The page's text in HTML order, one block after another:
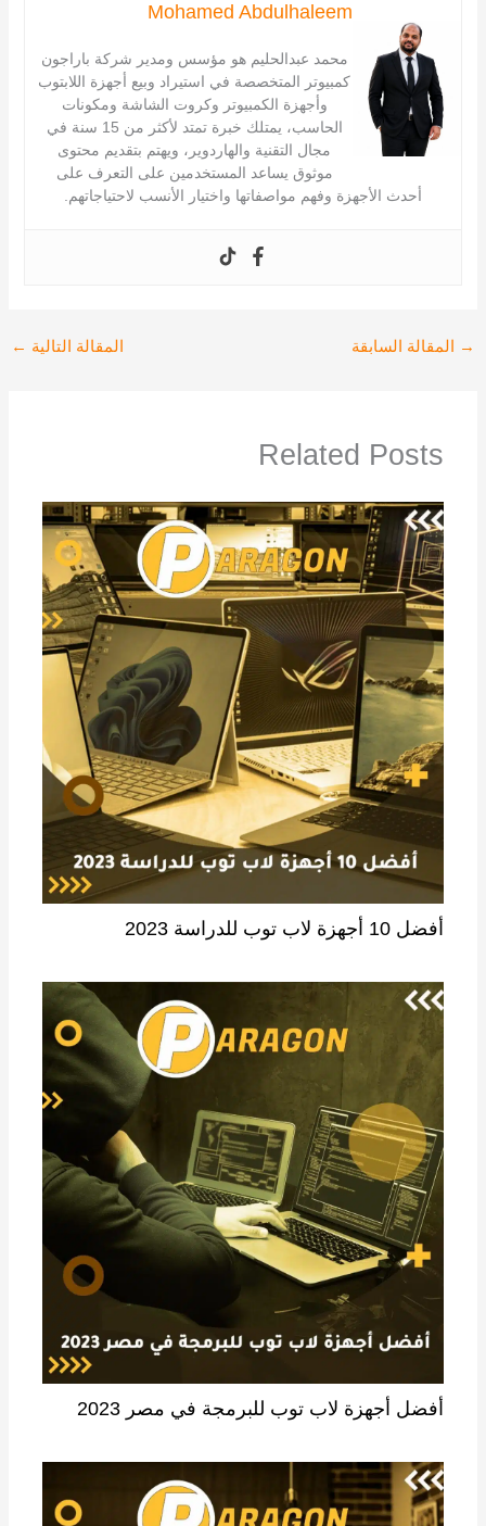
Mohamed Abdulhaleem
محمد عبدالحليم هو مؤسس ومدير شركة باراجون
كمبيوتر المتخصصة في استيراد وبيع أجهزة اللابتوب
وأجهزة الكمبيوتر وكروت الشاشة ومكونات
الحاسب، يمتلك خبرة تمتد لأكثر من 15 سنة في
مجال التقنية والهاردوير، ويهتم بتقديم محتوى
موثوق يساعد المستخدمين على التعرف على
أحدث الأجهزة وفهم مواصفاتها واختيار الأنسب لاحتياجاتهم.
→ المقالة السابقة المقالة التالية ←
Related Posts
أفضل 10 أجهزة لاب توب للدراسة 2023
أفضل أجهزة لاب توب للبرمجة في مصر 2023